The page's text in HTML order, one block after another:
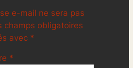
e-mail ne sera pas
champs obligatoires
avec *
*